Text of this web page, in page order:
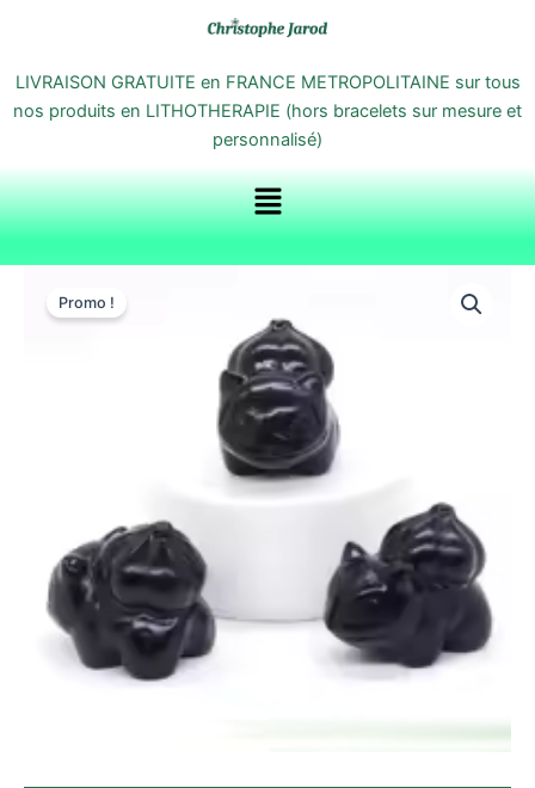
contenu
LIVRAISON GRATUITE en FRANCE METROPOLITAINE sur tous
nos produits en LITHOTHERAPIE (hors bracelets sur mesure et
personnalisé)
Menu
Promo !
36,00 €.
prix
actuel
est :
31,00 €.
Mini-